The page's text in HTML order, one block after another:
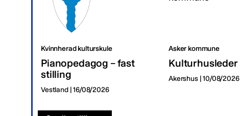
Kvinnherad kulturskule
Pianopedagog – fast
stilling
Vestland | 16/08/2026
Asker kommune
Kulturhusleder
Akershus | 10/08/2026